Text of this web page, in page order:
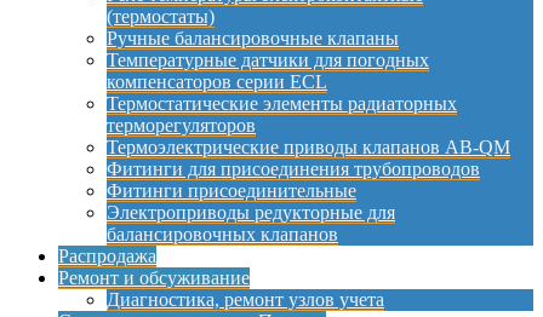
(термостаты)
Ручные балансировочные клапаны
Температурные датчики для погодных
компенсаторов серии ECL
Термостатические элементы радиаторных
терморегуляторов
Термоэлектрические приводы клапанов AB-QM
Фитинги для присоединения трубопроводов
Фитинги присоединительные
Электроприводы редукторные для
балансировочных клапанов
Распродажа
Ремонт и обсуживание
Диагностика, ремонт узлов учета